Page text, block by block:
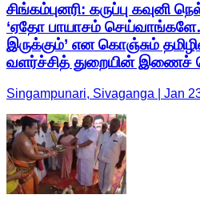
சிங்கம்புனரி: கருப்பு கவுனி
‘ஏதோ பாயாசம்
இருக்கும்’ என கொஞ்சும்
வளர்ச்சித் துறையின் இணைச்
Singampunari, Sivaganga | Jan